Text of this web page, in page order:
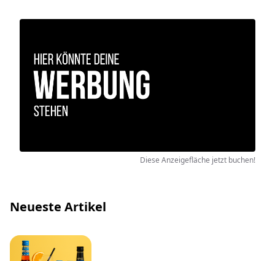
Diese Anzeigefläche jetzt buchen!
Neueste Artikel